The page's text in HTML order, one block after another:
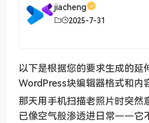
jiacheng
2025-7-31
以下是根据您的要求生成的延
WordPress块编辑器格式和内
那天用手机扫描老照片时突然
已像空气般渗透进日常——它